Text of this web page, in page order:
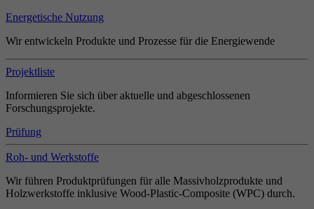
Energetische Nutzung
Wir entwickeln Produkte und Prozesse für die Energiewende
Projektliste
Informieren Sie sich über aktuelle und abgeschlossenen
Forschungsprojekte.
Prüfung
Roh- und Werkstoffe
Wir führen Produktprüfungen für alle Massivholzprodukte und
Holzwerkstoffe inklusive Wood-Plastic-Composite (WPC) durch.